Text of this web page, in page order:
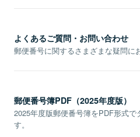
よくあるご質問・お問い合わせ
郵便番号に関するさまざまな疑問に
郵便番号簿PDF（2025年度版）
2025年度版郵便番号簿をPDF形式で
す。